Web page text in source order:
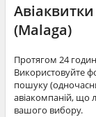
(Malaga)
Протягом 24
Використовуйте
пошуку
авіакомпаній, що
вашого вибору.